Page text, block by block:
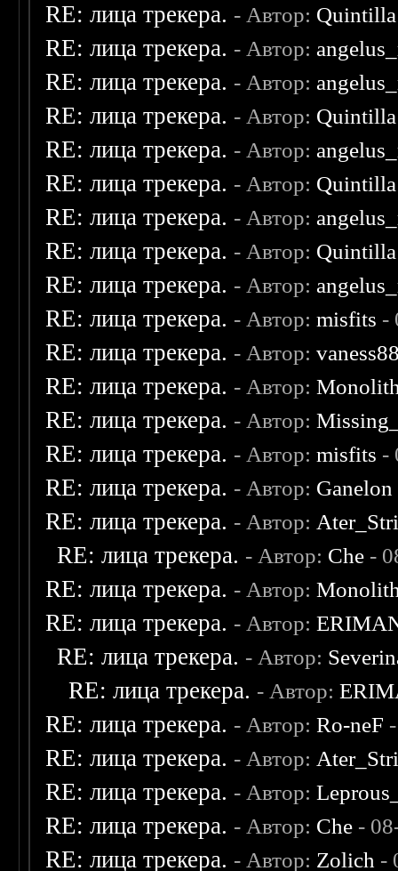
RE: лица трекера. - Автор: Quintilla
RE: лица трекера. - Автор:
RE: лица трекера. - Автор:
RE: лица трекера. - Автор: Quintilla
RE: лица трекера. - Автор:
RE: лица трекера. - Автор: Quintilla
RE: лица трекера. - Автор:
RE: лица трекера. - Автор: Quintilla
RE: лица трекера. - Автор:
RE: лица трекера. - Автор:misfits -
RE: лица трекера. - Автор:
RE: лица трекера. - Автор:
RE: лица трекера. - Автор:
RE: лица трекера. - Автор:misfits -
RE: лица трекера. - Автор: Ganelon
RE: лица трекера. - Автор:
RE: лица трекера. - Автор: Che -
RE: лица трекера. - Автор:
RE: лица трекера. - Автор:
RE: лица трекера. - Автор:
RE: лица трекера. - Автор:
RE: лица трекера. - Автор:Ro-neF
RE: лица трекера. - Автор:
RE: лица трекера. - Автор:
RE: лица трекера. - Автор: Che -
RE: лица трекера. - Автор: Zolich -